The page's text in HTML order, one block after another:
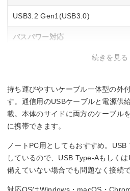
USB3.2 Gen1(USB3.0)
バスパワー対応
○
BD-R書き込み速度
6 倍速
BD-RE書き換え速度
2 倍速
続きを見る
持ち運びやすいケーブル一体型の外
す。通信用のUSBケーブルと電源供
載。本体のサイドに両方のケーブル
に携帯できます。
ノートPC用としてもおすすめ。
しているので、USB Type-Aもしく
備えていない場合でも問題なく接続で